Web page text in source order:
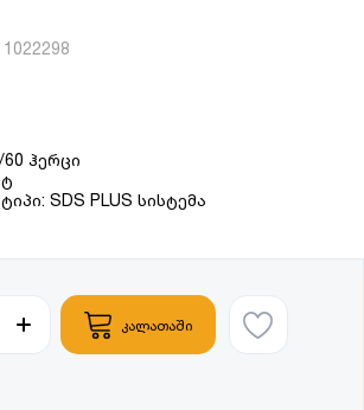
1022298
60 ჰერცი
SDS PLUS სისტემა
კალათაში